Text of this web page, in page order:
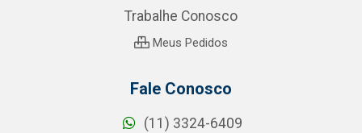
Trabalhe Conosco
Meus Pedidos
Fale Conosco
(11) 3324-6409